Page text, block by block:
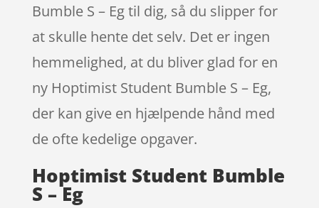
Bumble S – Eg til dig, så du slipper for
at skulle hente det selv. Det er ingen
hemmelighed, at du bliver glad for en
ny Hoptimist Student Bumble S – Eg,
der kan give en hjælpende hånd med
de ofte kedelige opgaver.
Hoptimist Student Bumble
S – Eg